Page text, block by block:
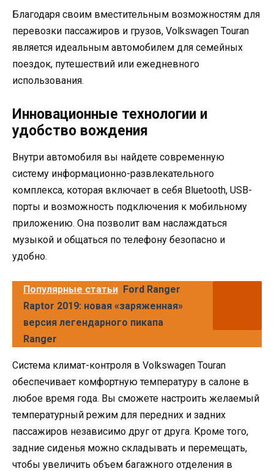
Благодаря своим вместительным возможностям для
перевозки пассажиров и грузов, Volkswagen Touran
является идеальным автомобилем для семейных
поездок, путешествий или ежедневного
использования.
Инновационные технологии и
удобство вождения
Внутри автомобиля вы найдете современную
систему информационно-развлекательного
комплекса, которая включает в себя Bluetooth, USB-
порты и возможность подключения к мобильному
приложению. Она позволит вам наслаждаться
музыкой и общаться по телефону безопасно и
удобно.
Популярные статьи Ford Ranger
Raptor 2019: новая «заряженная»
версия легендарного пикапа
Ranger
Система климат-контроля в Volkswagen Touran
обеспечивает комфортную температуру в салоне в
любое время года. Вы сможете настроить желаемый
температурный режим для передних и задних
пассажиров независимо друг от друга. Кроме того,
задние сиденья можно складывать и перемещать,
чтобы увеличить объем багажного отделения в